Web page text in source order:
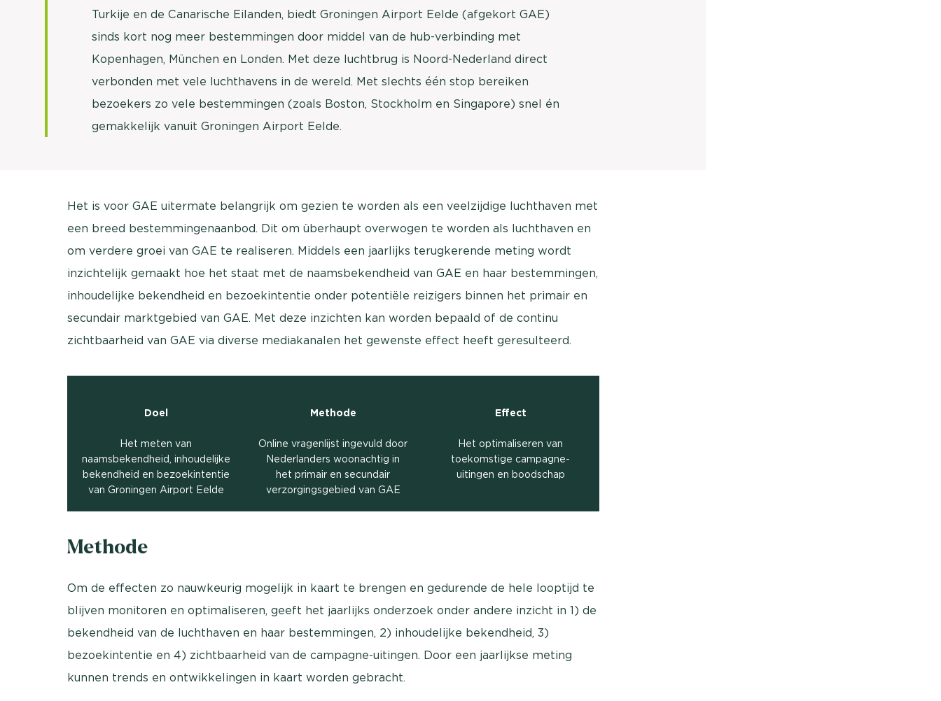
Turkije en de Canarische Eilanden, biedt Groningen Airport Eelde (afgekort GAE)
sinds kort nog meer bestemmingen door middel van de hub-verbinding met
Kopenhagen, München en Londen. Met deze luchtbrug is Noord-Nederland direct
verbonden met vele luchthavens in de wereld. Met slechts één stop bereiken
bezoekers zo vele bestemmingen (zoals Boston, Stockholm en Singapore) snel én
gemakkelijk vanuit Groningen Airport Eelde.
Het is voor GAE uitermate belangrijk om gezien te worden als een veelzijdige luchthaven met
een breed bestemmingenaanbod. Dit om überhaupt overwogen te worden als luchthaven en
om verdere groei van GAE te realiseren. Middels een jaarlijks terugkerende meting wordt
inzichtelijk gemaakt hoe het staat met de naamsbekendheid van GAE en haar bestemmingen,
inhoudelijke bekendheid en bezoekintentie onder potentiële reizigers binnen het primair en
secundair marktgebied van GAE. Met deze inzichten kan worden bepaald of de continu
zichtbaarheid van GAE via diverse mediakanalen het gewenste effect heeft geresulteerd.
Doel
Het meten van
naamsbekendheid, inhoudelijke
bekendheid en bezoekintentie
van Groningen Airport Eelde
Methode
Online vragenlijst ingevuld door
Nederlanders woonachtig in
het primair en secundair
verzorgingsgebied van GAE
Effect
Het optimaliseren van
toekomstige campagne-
uitingen en boodschap
Methode
Om de effecten zo nauwkeurig mogelijk in kaart te brengen en gedurende de hele looptijd te
blijven monitoren en optimaliseren, geeft het jaarlijks onderzoek onder andere inzicht in 1) de
bekendheid van de luchthaven en haar bestemmingen, 2) inhoudelijke bekendheid, 3)
bezoekintentie en 4) zichtbaarheid van de campagne-uitingen. Door een jaarlijkse meting
kunnen trends en ontwikkelingen in kaart worden gebracht.